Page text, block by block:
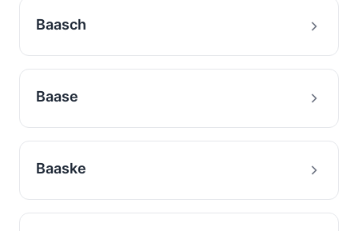
Baasch
Baase
Baaske